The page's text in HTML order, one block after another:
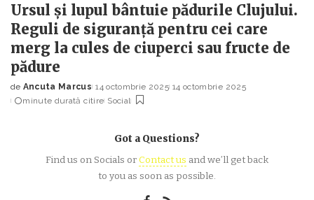
Ursul și lupul bântuie pădurile Clujului.
Reguli de siguranță pentru cei care
merg la cules de ciuperci sau fructe de
pădure
Posted
by
de Ancuta Marcus 14 octombrie 2025 14 octombrie 2025
minute durată citire Social
Got a Questions?
Find us on Socials orContact us and we’ll get back
to you as soon as possible.